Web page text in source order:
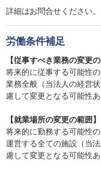
詳細はお問合せください。
労働条件補足
【従事すべき業務の変更の
将来的に従事する可能性
業務全般（当法人の経営
慮して変更となる可能性あ
【就業場所の変更の範囲】
将来的に勤務する可能性
運営する全ての施設（当
慮して変更となる可能性あ